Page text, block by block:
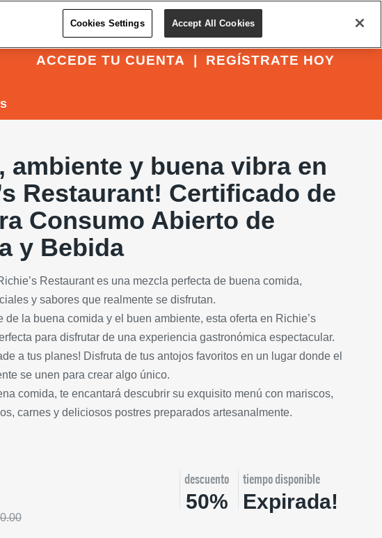
REGÍSTRATE HOY
ACCEDE TU CUENTA
ambiente y buena vibra en
Restaurant! Certificado de
Consumo Abierto de
y Bebida
Restaurant es una mezcla perfecta de buena comida,
y sabores que realmente se disfrutan.
de la buena comida y el buen ambiente, esta oferta en Richie’s
para disfrutar de una experiencia gastronómica espectacular.
a tus planes! Disfruta de tus antojos favoritos en un lugar donde el
se unen para crear algo único.
comida, te encantará descubrir su exquisito menú con mariscos,
carnes y deliciosos postres preparados artesanalmente.
descuento
50%
tiempo disponible
Expirada!
Cookies Settings Accept All Cookies